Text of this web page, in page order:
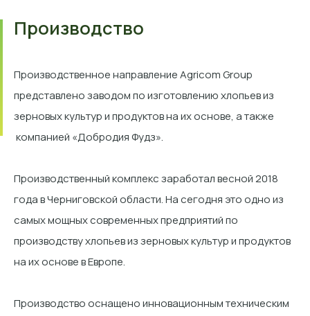
Производство
Производственное направление Agricom Group
представлено заводом по изготовлению хлопьев из
зерновых культур и продуктов на их основе, а также
компанией «Добродия Фудз».
Производственный комплекс заработал весной 2018
года в Черниговской области. На сегодня это одно из
самых мощных современных предприятий по
производству хлопьев из зерновых культур и продуктов
на их основе в Европе.
Производство оснащено инновационным техническим